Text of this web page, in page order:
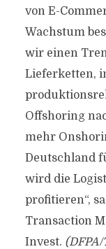
von E-
Wachstum
wir einen
Lieferketten,
Offshoring
mehr
Deutschland
wird die
profitieren“,
Transaction
Invest. (DFPA/